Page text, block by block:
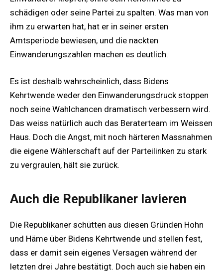
schädigen oder seine Partei zu spalten. Was man von
ihm zu erwarten hat, hat er in seiner ersten
Amtsperiode bewiesen, und die nackten
Einwanderungszahlen machen es deutlich.
Es ist deshalb wahrscheinlich, dass Bidens
Kehrtwende weder den Einwanderungsdruck stoppen
noch seine Wahlchancen dramatisch verbessern wird.
Das weiss natürlich auch das Beraterteam im Weissen
Haus. Doch die Angst, mit noch härteren Massnahmen
die eigene Wählerschaft auf der Parteilinken zu stark
zu vergraulen, hält sie zurück.
Auch die Republikaner lavieren
Die Republikaner schütten aus diesen Gründen Hohn
und Häme über Bidens Kehrtwende und stellen fest,
dass er damit sein eigenes Versagen während der
letzten drei Jahre bestätigt. Doch auch sie haben ein